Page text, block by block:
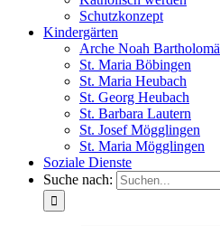
Schutzkonzept
Kindergärten
Arche Noah Bartholomä
St. Maria Böbingen
St. Maria Heubach
St. Georg Heubach
St. Barbara Lautern
St. Josef Mögglingen
St. Maria Mögglingen
Soziale Dienste
Suche nach: